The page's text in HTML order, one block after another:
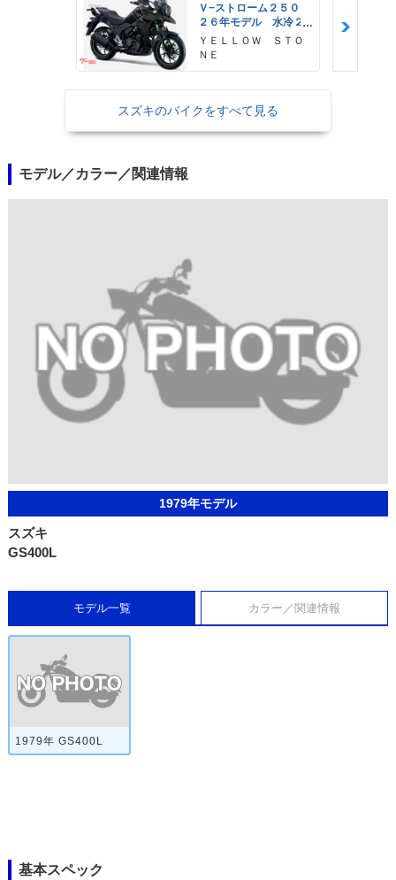
Ｖ−ストローム２５０
２６年モデル 水冷２
気筒エンジン ＬＥＤ
ヘッドライト標準装備
ＹＥＬＬＯＷ ＳＴＯ
ＮＥ
スズキのバイクをすべて見る
モデル／カラー／関連情報
1979年モデル
スズキ
GS400L
モデル一覧 カラー／関連情報
1979年 GS400L
基本スペック